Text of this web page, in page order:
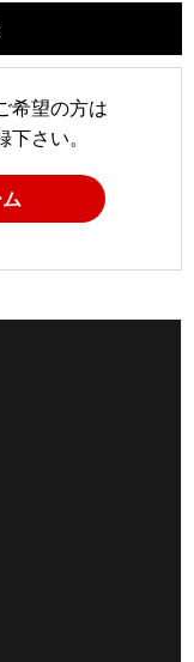
希望の方は
さい。